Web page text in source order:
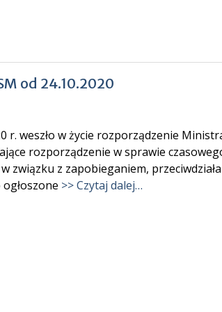
od 24.10.2020
r. weszło w życie rozporządzenie
rozporządzenie w sprawie
związku z zapobieganiem,
>> Czytaj dalej…